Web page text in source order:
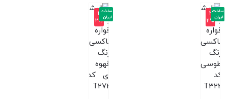
-3
2%
ساخت
ایران
-3
2%
ساخت
ایران